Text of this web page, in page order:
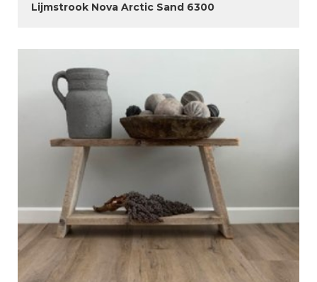
Lijmstrook Nova Arctic Sand 6300